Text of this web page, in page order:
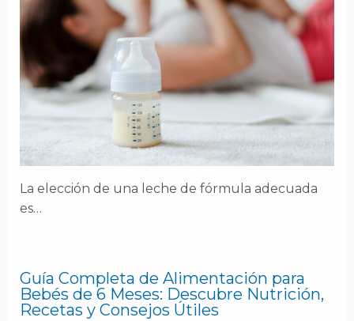
La elección de una leche de fórmula adecuada
es…
Guía Completa de Alimentación para
Bebés de 6 Meses: Descubre Nutrición,
Recetas y Consejos Útiles